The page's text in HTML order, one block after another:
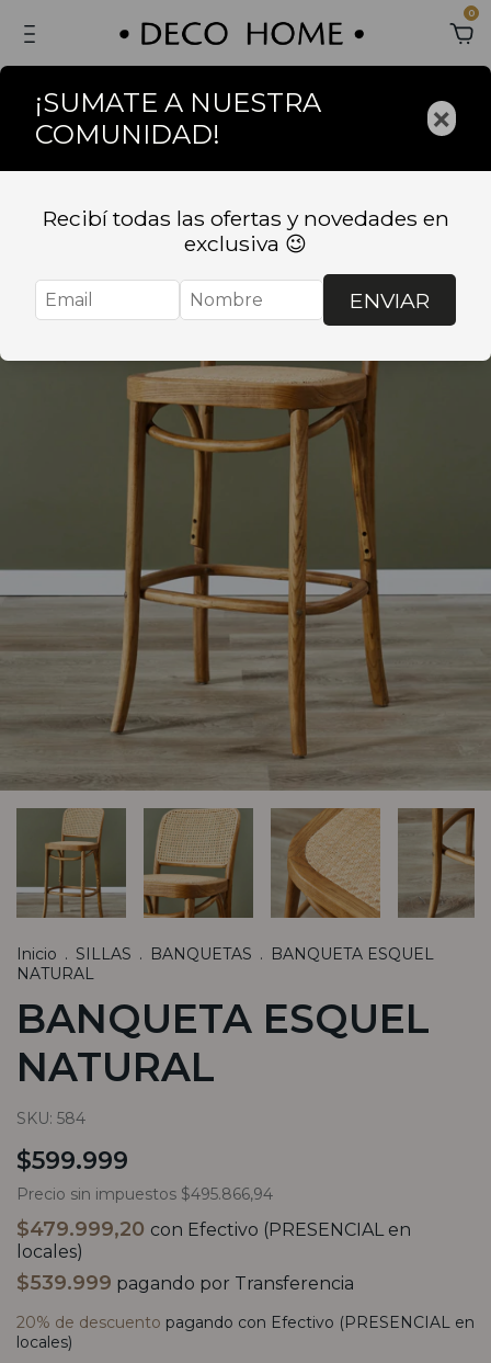
0
Inicio . SILLAS . BANQUETAS . BANQUETA ESQUEL
NATURAL
BANQUETA ESQUEL
NATURAL
SKU: 584
$599.999
Precio sin impuestos $495.866,94
$479.999,20 con Efectivo (PRESENCIAL en
locales)
$539.999 pagando por Transferencia
20% de descuento pagando con Efectivo (PRESENCIAL en
locales)
¡SUMATE A NUESTRA
COMUNIDAD!
×
Recibí todas las ofertas y novedades en
exclusiva 😉
ENVIAR